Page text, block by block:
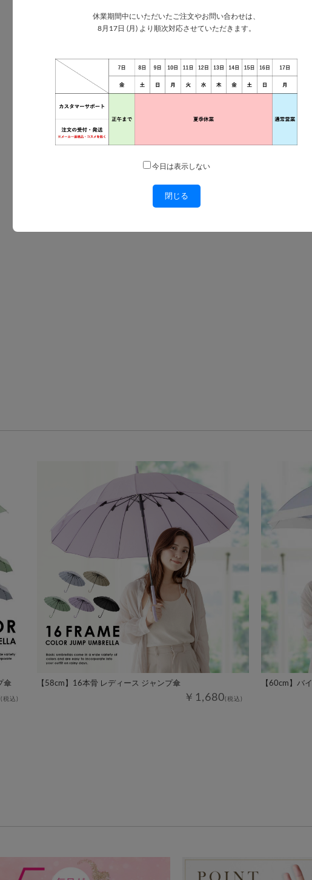
傘
(税込)
【58cm】16本骨 レディース ジャンプ傘
￥1,680(税込)
【60cm】バ
休業期間中にいただいたご注文やお問い合わせは、
8月17日 (月) より順次対応させていただきます。
今日は表示しない
閉じる